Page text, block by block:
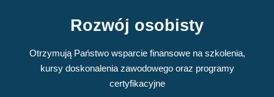
Rozwój osobisty
Otrzymują Państwo wsparcie finansowe na szkolenia,
kursy doskonalenia zawodowego oraz programy
certyfikacyjne